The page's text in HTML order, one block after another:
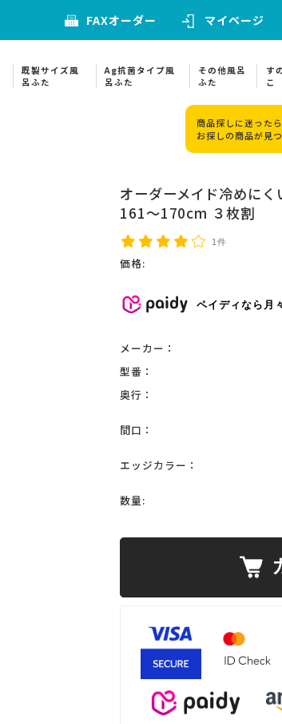
FAXオーダー マイページ
既製サイズ風
呂ふた
Ag抗菌タイプ風
呂ふた
その他風呂
ふた
す
こ
商品探しに迷った
お探しの商品が見
オーダーメイド冷めに
161～170cm ３枚割
1件
価格:
ペイディなら月
メーカー：
型番：
奥行：
間口：
エッジカラー：
数量: